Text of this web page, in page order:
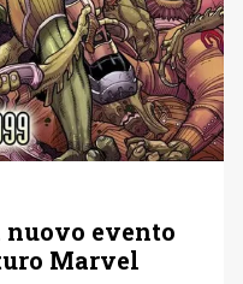
evento
Marvel